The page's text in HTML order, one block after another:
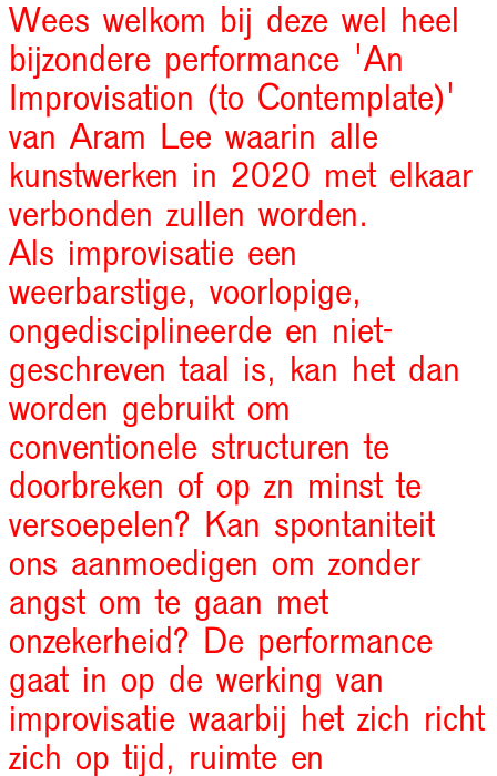
Wees welkom bij deze wel heel
bijzondere performance 'An
Improvisation (to Contemplate)'
van Aram Lee waarin alle
kunstwerken in 2020 met elkaar
verbonden zullen worden.
Als improvisatie een
weerbarstige, voorlopige,
ongedisciplineerde en niet-
geschreven taal is, kan het dan
worden gebruikt om
conventionele structuren te
doorbreken of op zn minst te
versoepelen? Kan spontaniteit
ons aanmoedigen om zonder
angst om te gaan met
onzekerheid? De performance
gaat in op de werking van
improvisatie waarbij het zich richt
zich op tijd, ruimte en